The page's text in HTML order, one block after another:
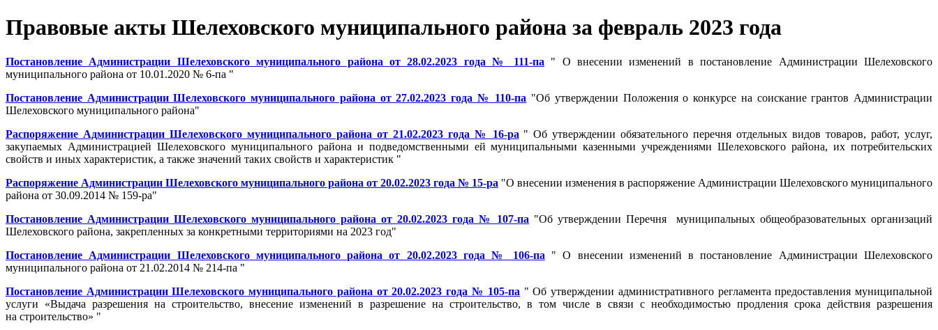
Правовые акты Шелеховского муниципального района за февраль 2023 года
Постановление Администрации Шелеховского муниципального района от 28.02.2023 года № 111-па " О внесении изменений в постановление Администрации Шелеховского
муниципального района от 10.01.2020 № 6-па "
Постановление Администрации Шелеховского муниципального района от 27.02.2023 года № 110-па "Об утверждении Положения о конкурсе на соискание грантов Администрации
Шелеховского муниципального района"
Распоряжение Администрации Шелеховского муниципального района от 21.02.2023 года № 16-ра " Об утверждении обязательного перечня отдельных видов товаров, работ, услуг,
закупаемых Администрацией Шелеховского муниципального района и подведомственными ей муниципальными казенными учреждениями Шелеховского района, их потребительских
свойств и иных характеристик, а также значений таких свойств и характеристик "
Распоряжение Администрации Шелеховского муниципального района от 20.02.2023 года № 15-ра "О внесении изменения в распоряжение Администрации Шелеховского муниципального
района от 30.09.2014 № 159-ра"
Постановление Администрации Шелеховского муниципального района от 20.02.2023 года № 107-па "Об утверждении Перечня муниципальных общеобразовательных организаций
Шелеховского района, закрепленных за конкретными территориями на 2023 год"
Постановление Администрации Шелеховского муниципального района от 20.02.2023 года № 106-па " О внесении изменений в постановление Администрации Шелеховского
муниципального района от 21.02.2014 № 214-па "
Постановление Администрации Шелеховского муниципального района от 20.02.2023 года № 105-па " Об утверждении административного регламента предоставления муниципальной
услуги «Выдача разрешения на строительство, внесение изменений в разрешение на строительство, в том числе в связи с необходимостью продления срока действия разрешения
на строительство» "